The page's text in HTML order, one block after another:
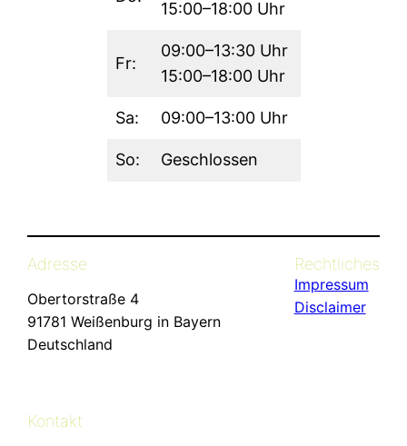
15:00–18:00 Uhr
Fr:
09:00–13:30 Uhr
15:00–18:00 Uhr
Sa: 09:00–13:00 Uhr
So: Geschlossen
Adresse
Obertorstraße 4
91781 Weißenburg in Bayern
Deutschland
Kontakt
Rechtliches
Impressum
Disclaimer